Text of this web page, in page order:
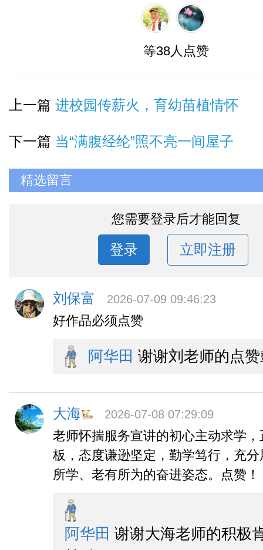
等38人点赞
上一篇 进校园传薪火，育幼苗植情怀
下一篇 当“满腹经纶”照不亮一间屋子
精选留言
您需要登录后才能回复
登录 立即注册
刘保富 2026-07-09 09:46:23
好作品必须点赞
阿华田 谢谢刘老师的点
大海 2026-07-08 07:29:09
老师怀揣服务宣讲的初心主动求学
板，态度谦逊坚定，勤学笃行，充
所学、老有所为的奋进姿态。点赞！
阿华田 谢谢大海老师的积极